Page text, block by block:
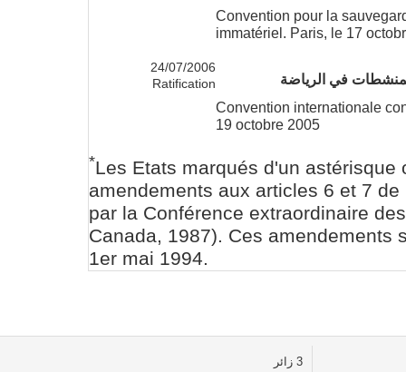
Convention pour la
immatériel. Paris, le 17
في الرياضة
Convention internationale
19 octobre 2005
24/07/2006
Ratification
*Les Etats marqués d'un astérisque
amendements aux articles 6 et 7
par la Conférence extraordinaire
Canada, 1987). Ces amendements
1er mai 1994.
3 زائر